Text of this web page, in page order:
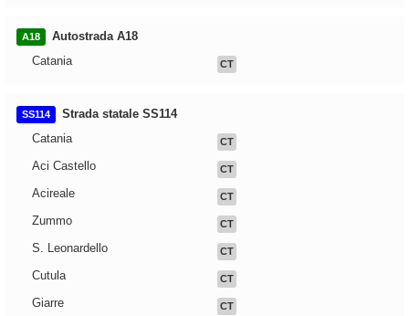
A18
Autostrada A18
Catania
CT
SS114
Strada statale SS114
Catania
CT
Aci Castello CT
Acireale CT
Zummo CT
S. Leonardello CT
Cutula CT
Giarre CT